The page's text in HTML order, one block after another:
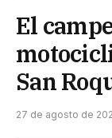
El
San
27 de agosto de